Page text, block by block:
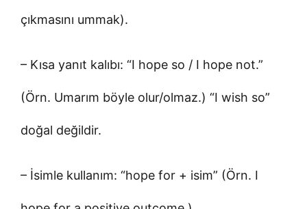
çıkmasını ummak).
– Kısa yanıt kalıbı: “I hope so / I hope not.”
(Örn. Umarım böyle olur/olmaz.) “I wish so”
doğal değildir.
– İsimle kullanım: “hope for + isim” (Örn. I